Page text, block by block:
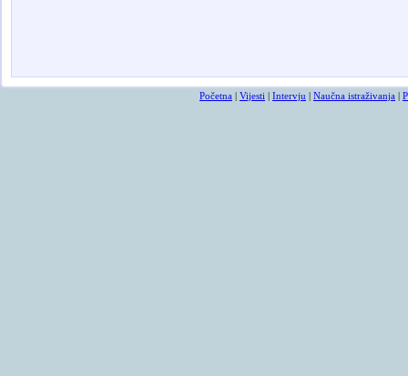
Početna Vijesti Intervju Naučna istraživanja